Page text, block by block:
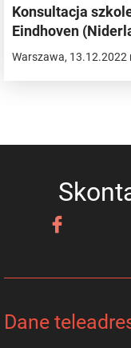
Konsultacja
Eindhoven
Warszawa, 13.12.2022
Dane